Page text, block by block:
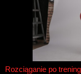
Rozciąganie po